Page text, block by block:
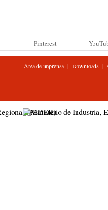
Pinterest
Área de imprensa| Downloads|